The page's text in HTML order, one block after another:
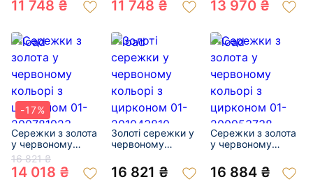
11 748 ₴ 11 748 ₴
200435473
13 970 ₴
-17%
Сережки з золота
у червоному
кольорі з
цирконом 01-
200781923
16 821 ₴
14 018 ₴
Золоті сережки у
червоному
цирконом 01-
201043810
16 821 ₴
Сережки з золота
у червоному
цирконом 01-
200953738
16 884 ₴